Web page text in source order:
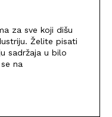
za sve koji dišu
Želite pisati
sadržaja u bilo
na